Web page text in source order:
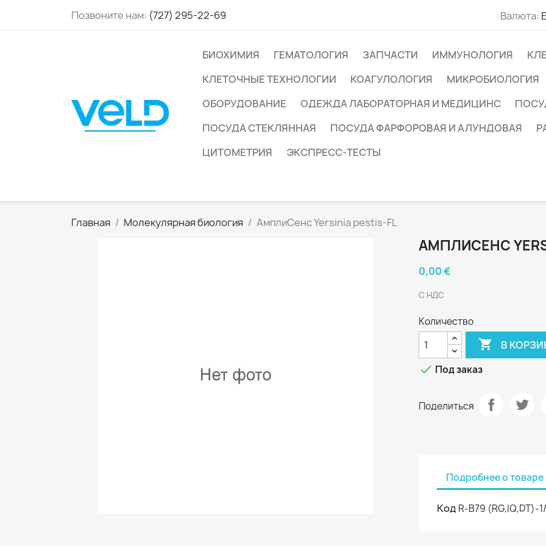
Позвоните нам: (727) 295-22-69 Валюта:
БИОХИМИЯ ГЕМАТОЛОГИЯ ЗАПЧАСТИ ИММУНОЛОГИЯ
КЛЕТОЧНЫЕ ТЕХНОЛОГИИ
КОАГУЛОЛОГИЯ МИКРОБИОЛОГИЯ
ОБОРУДОВАНИЕ
ОДЕЖДА ЛАБОРАТОРНАЯ И МЕДИЦИНС
ПОСУДА СТЕКЛЯННАЯ
ПОСУДА ФАРФОРОВАЯ И АЛУНДОВАЯ
ЦИТОМЕТРИЯ
ЭКСПРЕСС-ТЕСТЫ
Главная Молекулярная биология АмплиСенс Yersinia pestis-FL
АМПЛИСЕНС
0,00 €
С НДС
Количество
 В
 Под заказ
Поделиться
Подробнее о товаре
Код R-В79 (RG,IQ,DT)-